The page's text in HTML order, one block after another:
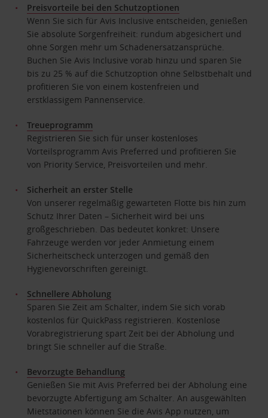
Preisvorteile bei den Schutzoptionen
Wenn Sie sich für Avis Inclusive entscheiden, genießen
Sie absolute Sorgenfreiheit: rundum abgesichert und
ohne Sorgen mehr um Schadenersatzansprüche.
Buchen Sie Avis Inclusive vorab hinzu und sparen Sie
bis zu 25 % auf die Schutzoption ohne Selbstbehalt und
profitieren Sie von einem kostenfreien und
erstklassigem Pannenservice.
Treueprogramm
Registrieren Sie sich für unser kostenloses
Vorteilsprogramm Avis Preferred und profitieren Sie
von Priority Service, Preisvorteilen und mehr.
Sicherheit an erster Stelle
Von unserer regelmäßig gewarteten Flotte bis hin zum
Schutz Ihrer Daten – Sicherheit wird bei uns
großgeschrieben. Das bedeutet konkret: Unsere
Fahrzeuge werden vor jeder Anmietung einem
Sicherheitscheck unterzogen und gemäß den
Hygienevorschriften gereinigt.
Schnellere Abholung
Sparen Sie Zeit am Schalter, indem Sie sich vorab
kostenlos für QuickPass registrieren. Kostenlose
Vorabregistrierung spart Zeit bei der Abholung und
bringt Sie schneller auf die Straße.
Bevorzugte Behandlung
Genießen Sie mit Avis Preferred bei der Abholung eine
bevorzugte Abfertigung am Schalter. An ausgewählten
Mietstationen können Sie die Avis App nutzen, um